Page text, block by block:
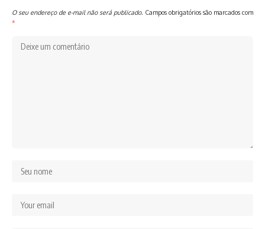
O seu endereço de e-mail não será publicado. Campos obrigatórios são marcados com
*